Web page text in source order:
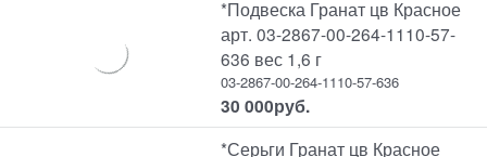
*Подвеска Гранат цв Красное
арт. 03-2867-00-264-1110-57-
636 вес 1,6 г
03-2867-00-264-1110-57-636
30 000руб.
*Серьги Гранат цв Красное